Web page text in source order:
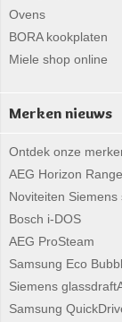
Ovens
BORA kookplaten
Miele shop online
Merken nieuws
Ontdek onze
AEG Horizon Range
Noviteiten Siemens
Bosch i-DOS
AEG ProSteam
Samsung Eco
Siemens
Samsung